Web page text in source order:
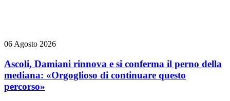
06 Agosto 2026
Ascoli, Damiani rinnova e si conferma il perno della
mediana: «Orgoglioso di continuare questo
percorso»